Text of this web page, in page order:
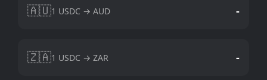
🇦🇺1 USDC → AUD -
🇿🇦1 USDC → ZAR -